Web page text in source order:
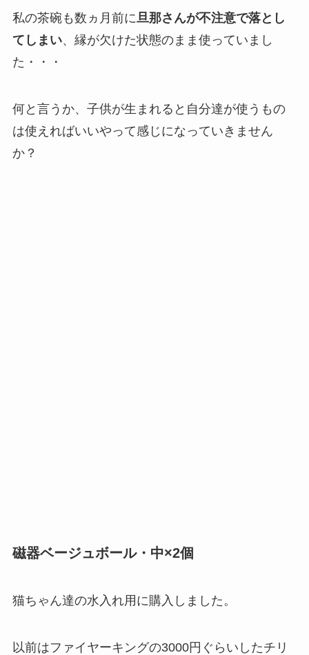
私の茶碗も数ヵ月前に旦那さんが不注意で落とし
てしまい、縁が欠けた状態のまま使っていまし
た・・・
何と言うか、子供が生まれると自分達が使うもの
は使えればいいやって感じになっていきません
か？
磁器ベージュボール・中×2個
猫ちゃん達の水入れ用に購入しました。
以前はファイヤーキングの3000円ぐらいしたチリ